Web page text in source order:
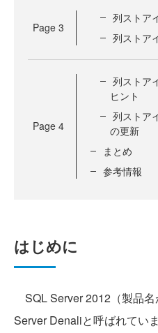
Page 3
列ストア
列ストア
Page 4
列ストア
ヒント
列ストア
の更新
まとめ
参考情報
はじめに
SQL Server 2012（製品
Server Denaliと呼ばれてい